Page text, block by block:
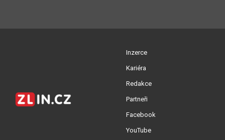
Inzerce
Kariéra
Redakce
Partneři
Facebook
YouTube